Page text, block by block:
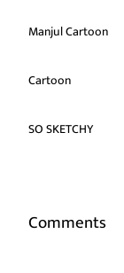
Manjul Cartoon
Cartoon
SO SKETCHY
Comments